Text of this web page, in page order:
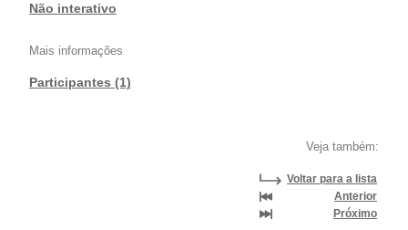
Não interativo
Mais informações
Participantes (1)
Veja também:
Voltar para a lista
Anterior
Próximo